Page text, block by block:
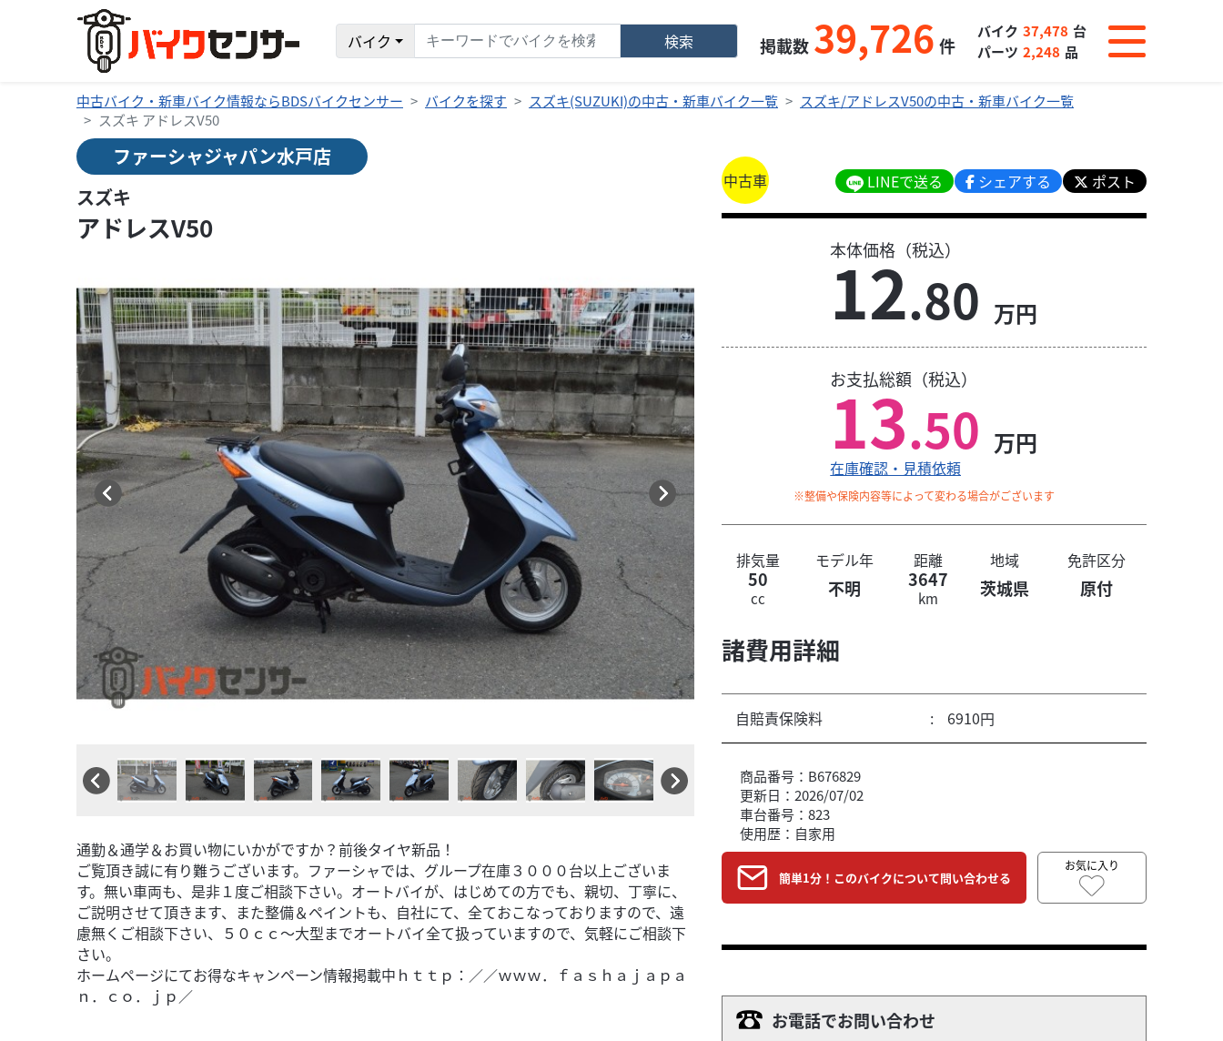
バイク 検索 掲載数 39,726 件
バイク 37,478 台
パーツ 2,248 品
中古バイク・新車バイク情報ならBDSバイクセンサー バイクを探す スズキ(SUZUKI)の中古・新車バイク一覧
スズキ/アドレスV50の中古・新車バイク一覧
スズキ アドレスV50
ファーシャジャパン水戸店
スズキ
アドレスV50
通勤＆通学＆お買い物にいかがですか？前後タイヤ新品！
ご覧頂き誠に有り難うございます。ファーシャでは、グループ在庫３０００台以上ございま
す。無い車両も、是非１度ご相談下さい。オートバイが、はじめての方でも、親切、丁寧に、
ご説明させて頂きます、また整備＆ペイントも、自社にて、全ておこなっておりますので、遠
慮無くご相談下さい、５０ｃｃ〜大型までオートバイ全て扱っていますので、気軽にご相談下
さい。
ホームページにてお得なキャンペーン情報掲載中ｈｔｔｐ：／／ｗｗｗ．ｆａｓｈａｊａｐａ
ｎ．ｃｏ．ｊｐ／
中古車 LINEで送る シェアする ポスト
本体価格（税込）
12.80 万円
お支払総額（税込）
13.50 万円
在庫確認・見積依頼
※整備や保険内容等によって変わる場合がございます
排気量 モデル年 距離 地域 免許区分
50
cc 不明 3647
km 茨城県 原付
諸費用詳細
自賠責保険料 6910円
商品番号：B676829
更新日：2026/07/02
車台番号：823
使用歴：自家用
簡単1分！このバイクについて問い合わせる
お気に入り
お電話でお問い合わせ